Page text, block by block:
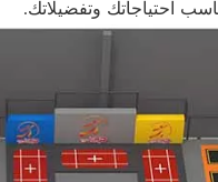
احتياجاتك وتفضيلاتك.